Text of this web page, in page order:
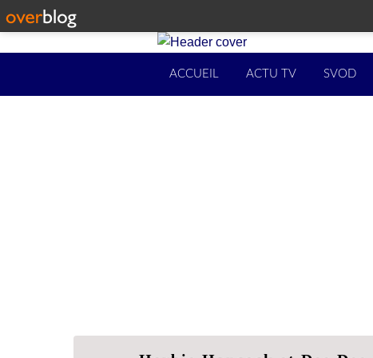
ACCUEIL ACTU TV SVOD